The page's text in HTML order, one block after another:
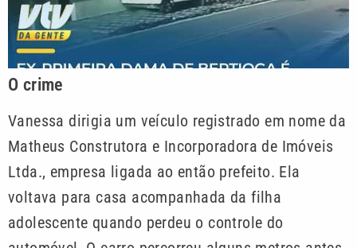
O crime
Vanessa dirigia um veículo registrado em nome da
Matheus Construtora e Incorporadora de Imóveis
Ltda., empresa ligada ao então prefeito. Ela
voltava para casa acompanhada da filha
adolescente quando perdeu o controle do